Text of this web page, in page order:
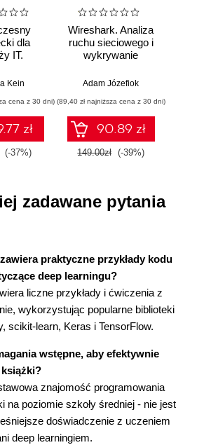
znaki
liczb
if-elif-else
with
błędów za pomocą bloków try-
a listy
szybkości tablic i list
tablice
tablicy za pomocą funkcji, np.
tablic wypełnionych zerami i
dla
IT.
i
Kein
cena z 30 dni)
zł
(-37%)
Wireshark. Analiza
ruchu sieciowego i
wykrywanie
Adam Józefiok
(89,40 zł najniższa cena z 30 dni)
90.89 zł
149.00zł (-39%)
zadawane pytania
praktyczne przykłady kodu
deep learningu?
liczne przykłady i ćwiczenia z
wykorzystując popularne biblioteki
scikit-learn, Keras i TensorFlow.
wstępne, aby efektywnie
znajomość programowania
na poziomie szkoły średniej - nie jest
doświadczenie z uczeniem
deep learningiem.